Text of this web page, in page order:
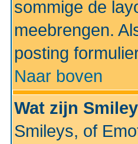
sommige de
meebrengen.
posting
Naar boven
Wat zijn
Smileys, of